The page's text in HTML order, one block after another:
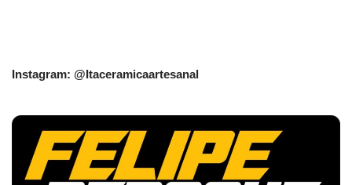
Instagram: @Itaceramicaartesanal